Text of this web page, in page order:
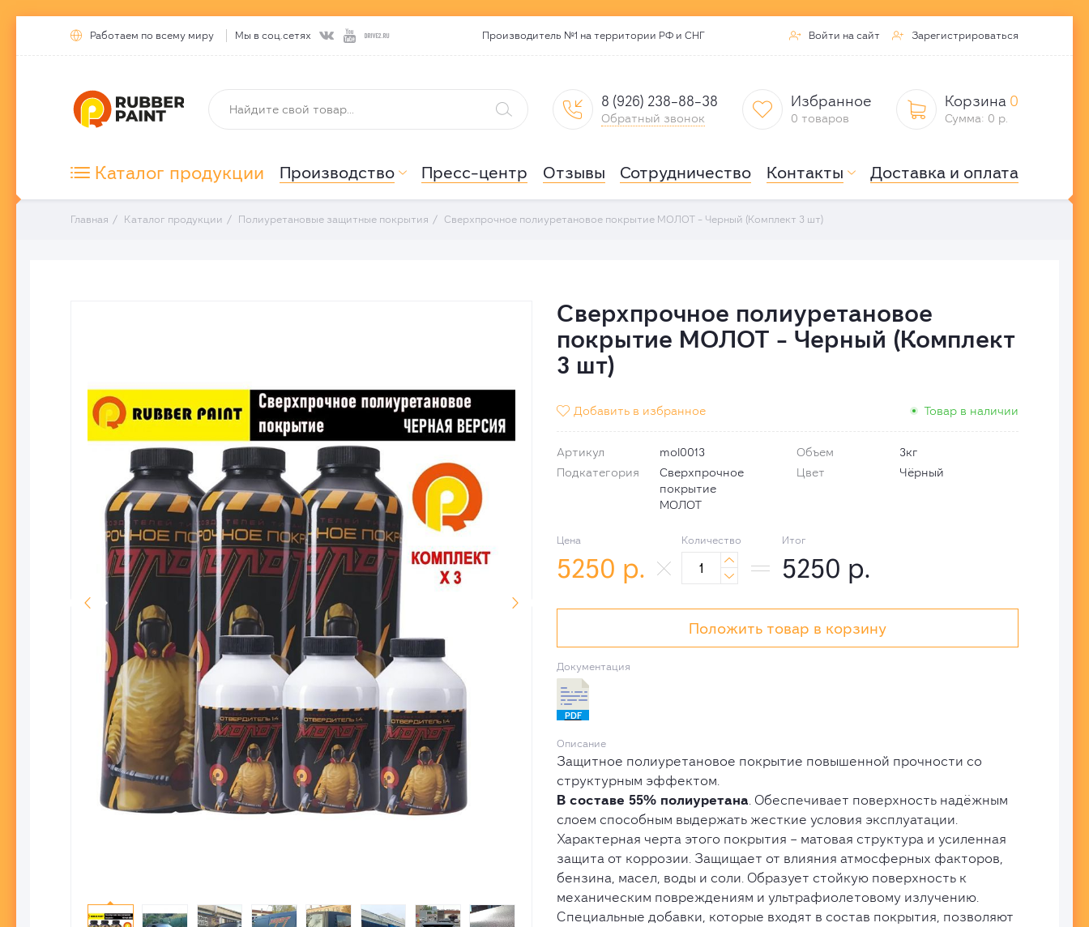
 Работаем по всему миру Мы в соц.сетях    Производитель №1 на территории РФ и СНГ  Войти на сайт  Зарегистрироваться
  8 (926) 238-88-38
Обратный звонок  Избранное
0 товаров  Корзина 0
Сумма: 0 р.
Каталог продукции Производство  Пресс-центр Отзывы Сотрудничество Контакты  Доставка и оплата
Главная Каталог продукции Полиуретановые защитные покрытия Сверхпрочное полиуретановое покрытие МОЛОТ - Черный (Комплект 3 шт)
Сверхпрочное полиуретановое
покрытие МОЛОТ - Черный (Комплект
3 шт)
 Добавить в избранное Товар в наличии
Артикул
mol0013
Подкатегория
Сверхпрочное
покрытие
МОЛОТ
Объем
3кг
Цвет
Чёрный
Цена
5250 р.
Количество


Итог
5250 р.
Положить товар в корзину
Документация
PDF
Описание
Защитное полиуретановое покрытие повышенной прочности со
структурным эффектом.
В составе 55% полиуретана. Обеспечивает поверхность надёжным
слоем способным выдержать жесткие условия эксплуатации.
Характерная черта этого покрытия – матовая структура и усиленная
защита от коррозии. Защищает от влияния атмосферных факторов,
бензина, масел, воды и соли. Образует стойкую поверхность к
механическим повреждениям и ультрафиолетовому излучению.
Специальные добавки, которые входят в состав покрытия, позволяют